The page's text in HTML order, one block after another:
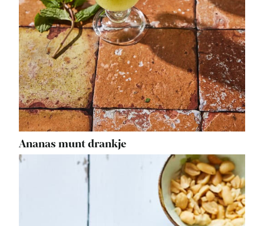
Ananas munt drankje